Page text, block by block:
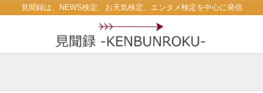
見聞録は、NEWS検定、お天気検定、エンタメ検定を中心に発信